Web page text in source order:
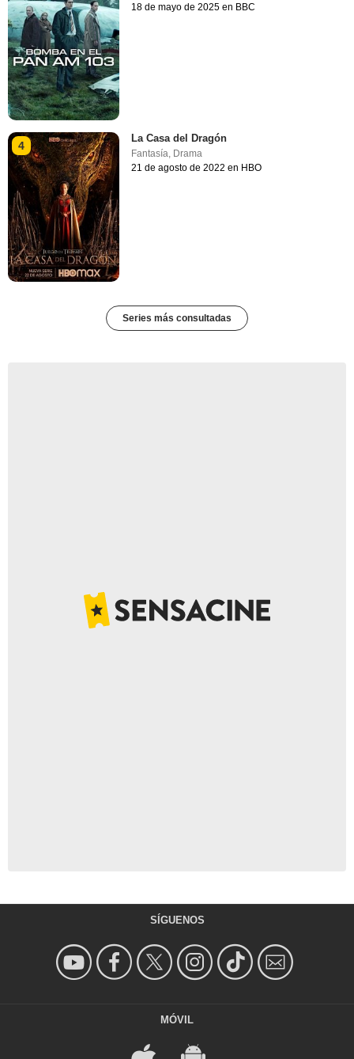
18 de mayo de 2025 en BBC
4
La Casa del Dragón
Fantasía, Drama
21 de agosto de 2022 en HBO
Series más consultadas
SÍGUENOS
MÓVIL